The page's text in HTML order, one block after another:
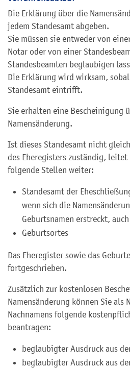
Die Erklärung über die
jedem Standesamt abgeben.
Sie müssen sie entweder von
Notar oder von einer
Standesbeamten beglaubigen
Die Erklärung wird wirksam,
Standesamt eintrifft.
Sie erhalten eine Bescheinigung
Namensänderung.
Ist dieses Standesamt nicht
des Eheregisters zuständig, leitet
folgende Stellen weiter:
Standesamt der
wenn sich die
Geburtsnamen erstreckt,
Geburtsortes
Das Eheregister sowie das
fortgeschrieben.
Zusätzlich zur kostenlosen
Namensänderung können Sie als
Nachnamens folgende
beantragen:
beglaubigter Ausdruck aus
beglaubigter Ausdruck aus